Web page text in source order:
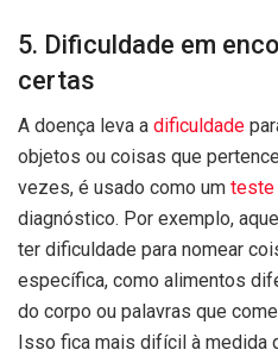
5. Dificuldade em
certas
A doença leva a dificuldade
objetos ou coisas que
vezes, é usado como um teste
diagnóstico. Por exemplo,
ter dificuldade para nomear
específica, como alimentos
do corpo ou palavras que
Isso fica mais difícil à medida